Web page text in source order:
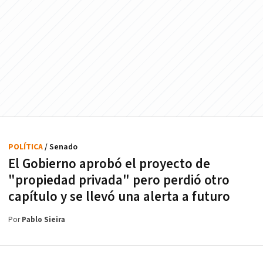
El Gobierno aprobó el proyecto de
"propiedad privada" pero perdió otro
capítulo y se llevó una alerta a futuro
POLÍTICA/ Senado
PorPablo Sieira